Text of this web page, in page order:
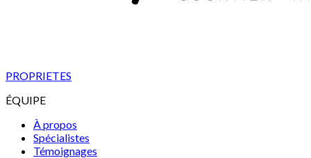
PROPRIETES
ÉQUIPE
À propos
Spécialistes
Témoignages